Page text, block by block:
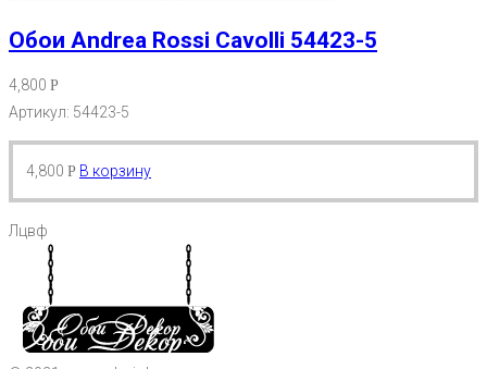
Обои Andrea Rossi Cavolli 54423-5
4,800 Р
Артикул: 54423-5
4,800 Р В корзину
Лцвф